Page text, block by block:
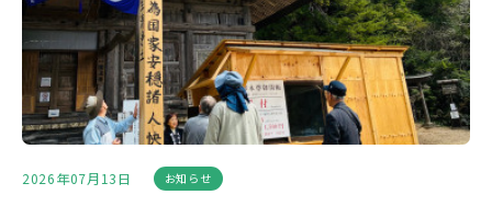
2026年07月13日 お知らせ